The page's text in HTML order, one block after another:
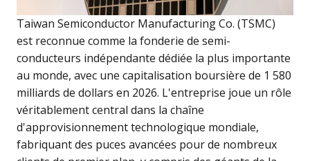
Taiwan Semiconductor Manufacturing Co. (TSMC)
est reconnue comme la fonderie de semi-
conducteurs indépendante dédiée la plus importante
au monde, avec une capitalisation boursière de 1 580
milliards de dollars en 2026. L'entreprise joue un rôle
véritablement central dans la chaîne
d'approvisionnement technologique mondiale,
fabriquant des puces avancées pour de nombreux